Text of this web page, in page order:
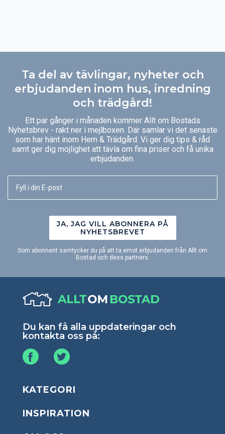
Ta del av tävlingar, nyheter och
erbjudanden inom hus, inredning
och trädgård!
Ett par gånger i månaden kommer Allt om Bostads
Nyhetsbrev - rakt ner i mejlboxen. Där samlar vi det senaste
som har hänt inom Hem & Trädgård. Vi ger dig tips & råd
samt ger dig möjlighet att tävla om fina priser och få unika
erbjudanden.
JA, JAG VILL ABONNERA PÅ
NYHETSBREVET
Som abonnent samtycker du på att ta emot erbjudanden från Allt om
Bostad och dess partners.
Du kan få alla uppdateringar och
kontakta oss på:
KATEGORI
INSPIRATION